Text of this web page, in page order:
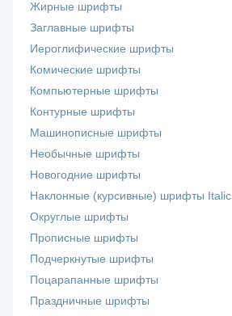
Жирные шрифты
Заглавные шрифты
Иероглифические шрифты
Комические шрифты
Компьютерные шрифты
Контурные шрифты
Машинописные шрифты
Необычные шрифты
Новогодние шрифты
Наклонные (курсивные) шрифты Italic
Округлые шрифты
Прописные шрифты
Подчеркнутые шрифты
Поцарапанные шрифты
Праздничные шрифты